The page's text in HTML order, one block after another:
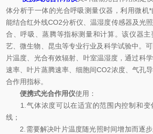
体分析于一体的光合呼吸测量仪器，利用微机*
能结合红外线CO2分析仪、温湿度传感器及光照
合、呼吸、蒸腾等指标测量和计算。该仪器主
艺、微生物、昆虫等专业行业及科学试验中。
片温度、光合有效辐射、叶室温湿度，通过科
速率、叶片蒸腾速率、细胞间CO2浓度、气孔
合作用指标。
便携式光合作用仪使用：
1.气体浓度可以在适宜的范围内控制和变
线；
2.需要解决叶片温度随光照时间增加而逐步